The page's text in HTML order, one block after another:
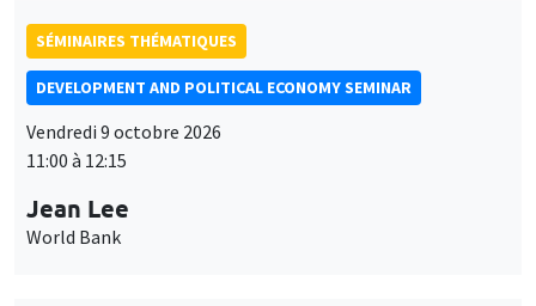
SÉMINAIRES THÉMATIQUES
DEVELOPMENT AND POLITICAL ECONOMY SEMINAR
Vendredi 9 octobre 2026
11:00 à 12:15
Jean Lee
World Bank